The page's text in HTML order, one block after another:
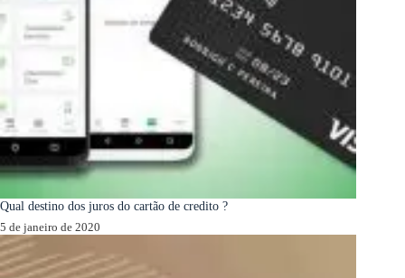
Qual destino dos juros do cartão de credito ?
5 de janeiro de 2020